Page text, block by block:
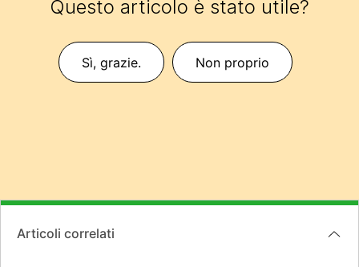
Questo articolo è stato utile?
Sì, grazie. Non proprio
Articoli correlati